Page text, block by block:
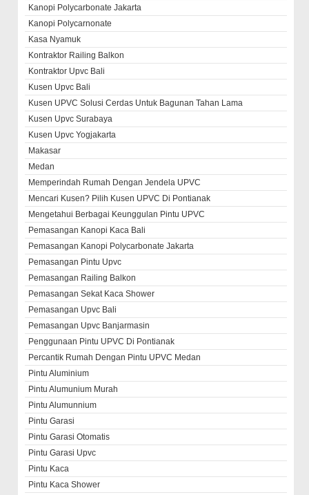
Kanopi Polycarbonate Jakarta
Kanopi Polycarnonate
Kasa Nyamuk
Kontraktor Railing Balkon
Kontraktor Upvc Bali
Kusen Upvc Bali
Kusen UPVC Solusi Cerdas Untuk Bagunan Tahan Lama
Kusen Upvc Surabaya
Kusen Upvc Yogjakarta
Makasar
Medan
Memperindah Rumah Dengan Jendela UPVC
Mencari Kusen? Pilih Kusen UPVC Di Pontianak
Mengetahui Berbagai Keunggulan Pintu UPVC
Pemasangan Kanopi Kaca Bali
Pemasangan Kanopi Polycarbonate Jakarta
Pemasangan Pintu Upvc
Pemasangan Railing Balkon
Pemasangan Sekat Kaca Shower
Pemasangan Upvc Bali
Pemasangan Upvc Banjarmasin
Penggunaan Pintu UPVC Di Pontianak
Percantik Rumah Dengan Pintu UPVC Medan
Pintu Aluminium
Pintu Alumunium Murah
Pintu Alumunnium
Pintu Garasi
Pintu Garasi Otomatis
Pintu Garasi Upvc
Pintu Kaca
Pintu Kaca Shower